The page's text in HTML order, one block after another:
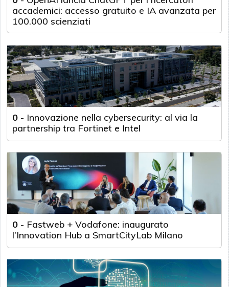
accademici: accesso gratuito e IA avanzata per
100.000 scienziati
0 - Innovazione nella cybersecurity: al via la
partnership tra Fortinet e Intel
0 - Fastweb + Vodafone: inaugurato
l’Innovation Hub a SmartCityLab Milano